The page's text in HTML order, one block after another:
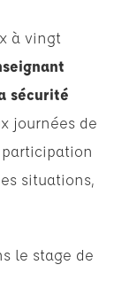
à vingt
sécurité
journées de
situations,
le stage de